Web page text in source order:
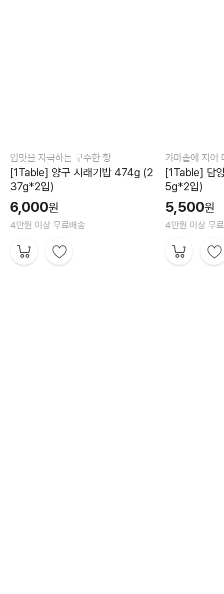
입맛을 자극하는 구수한 향
[1Table] 양구 시래기밥 474g (2
37g*2입)
6,000원
4만원 이상 무료배송
가마솥에 지어
[1Table] 담
5g*2입)
5,500원
4만원 이상 무